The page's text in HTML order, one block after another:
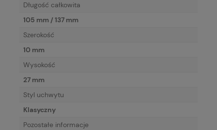
Długość całkowita
105 mm / 137 mm
Szerokość
10 mm
Wysokość
27 mm
Styl uchwytu
Klasyczny
Pozostałe informacje